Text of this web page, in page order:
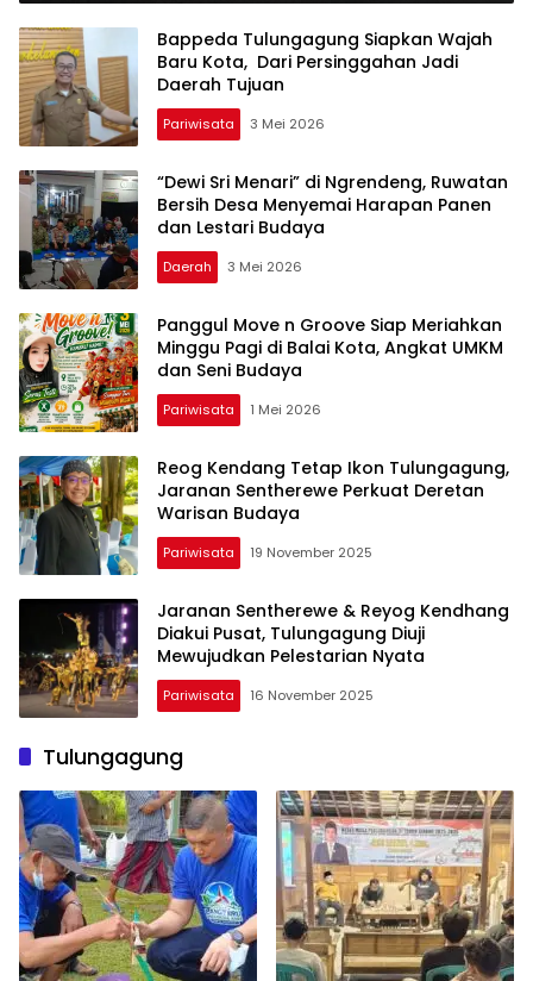
Bappeda Tulungagung Siapkan Wajah
Baru Kota, Dari Persinggahan Jadi
Daerah Tujuan
Pariwisata 3 Mei 2026
“Dewi Sri Menari” di Ngrendeng, Ruwatan
Bersih Desa Menyemai Harapan Panen
dan Lestari Budaya
Daerah 3 Mei 2026
Panggul Move n Groove Siap Meriahkan
Minggu Pagi di Balai Kota, Angkat UMKM
dan Seni Budaya
Pariwisata 1 Mei 2026
Reog Kendang Tetap Ikon Tulungagung,
Jaranan Sentherewe Perkuat Deretan
Warisan Budaya
Pariwisata 19 November 2025
Jaranan Sentherewe & Reyog Kendhang
Diakui Pusat, Tulungagung Diuji
Mewujudkan Pelestarian Nyata
Pariwisata 16 November 2025
Tulungagung